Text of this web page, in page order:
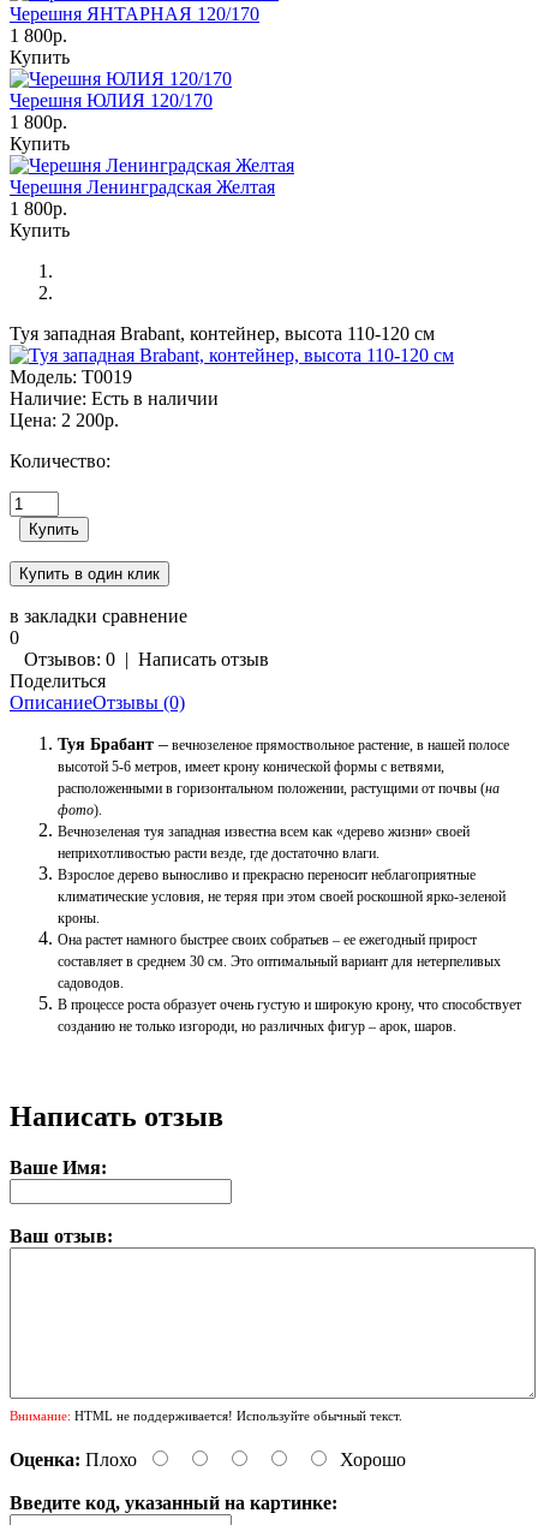
Черешня ЯНТАРНАЯ 120/170
1 800р.
Купить
Черешня ЮЛИЯ 120/170
1 800р.
Купить
Черешня Ленинградская Желтая
1 800р.
Купить
Туя западная Brabant, контейнер, высота 110-120 см
Модель: Т0019
Наличие: Есть в наличии
Цена: 2 200р.
Количество:
в закладки сравнение
0
Отзывов: 0 | Написать отзыв
Поделиться
ОписаниеОтзывы (0)
Туя Брабант – вечнозеленое прямоствольное растение, в нашей полосе
высотой 5-6 метров, имеет крону конической формы с ветвями,
расположенными в горизонтальном положении, растущими от почвы (на
фото).
Вечнозеленая туя западная известна всем как «дерево жизни» своей
неприхотливостью расти везде, где достаточно влаги.
Взрослое дерево выносливо и прекрасно переносит неблагоприятные
климатические условия, не теряя при этом своей роскошной ярко-зеленой
кроны.
Она растет намного быстрее своих собратьев – ее ежегодный прирост
составляет в среднем 30 см. Это оптимальный вариант для нетерпеливых
садоводов.
В процессе роста образует очень густую и широкую крону, что способствует
созданию не только изгороди, но различных фигур – арок, шаров.
Написать отзыв
Ваше Имя:
Ваш отзыв:
Внимание: HTML не поддерживается! Используйте обычный текст.
Оценка: Плохо Хорошо
Введите код, указанный на картинке: